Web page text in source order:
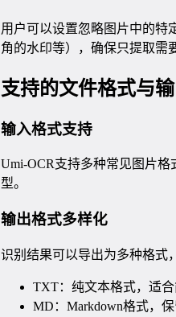
用户可以设置忽略图片中的特
角的水印等），确保只提取需
支持的文件格式与
输入格式支持
Umi-OCR支持多种常见图片格
型。
输出格式多样化
识别结果可以导出为多种格式
TXT：纯文本格式，适
MD：Markdown格式，